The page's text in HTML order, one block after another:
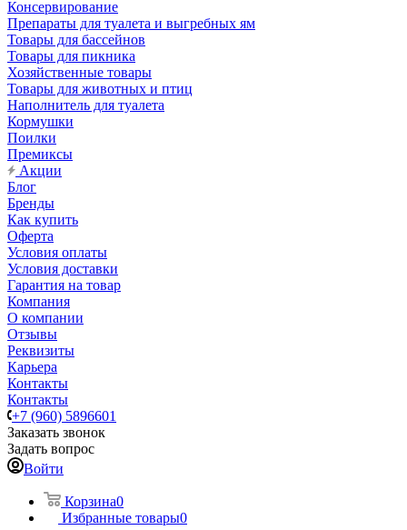
Консервирование
Препараты для туалета и выгребных ям
Товары для бассейнов
Товары для пикника
Хозяйственные товары
Товары для животных и птиц
Наполнитель для туалета
Кормушки
Поилки
Премиксы
Акции
Блог
Бренды
Как купить
Оферта
Условия оплаты
Условия доставки
Гарантия на товар
Компания
О компании
Отзывы
Реквизиты
Карьера
Контакты
Контакты
+7 (960) 5896601
Заказать звонок
Задать вопрос
Войти
Корзина0
Избранные товары0